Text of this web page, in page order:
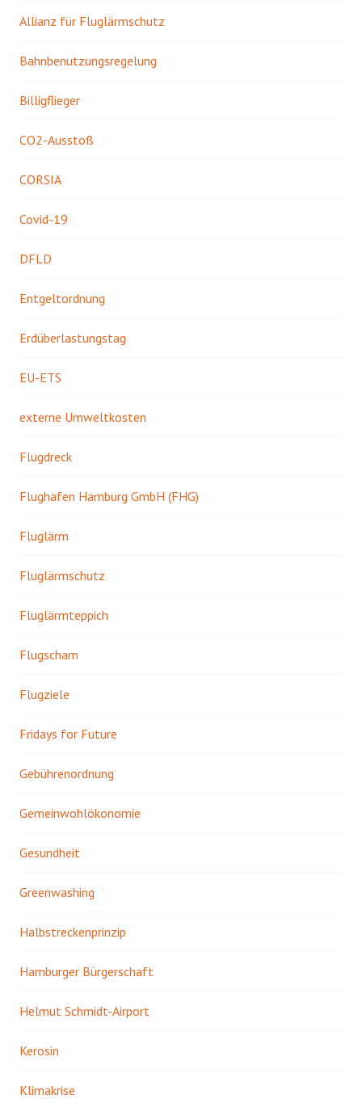
Allianz für Fluglärmschutz
Bahnbenutzungsregelung
Billigflieger
CO2-Ausstoß
CORSIA
Covid-19
DFLD
Entgeltordnung
Erdüberlastungstag
EU-ETS
externe Umweltkosten
Flugdreck
Flughafen Hamburg GmbH (FHG)
Fluglärm
Fluglärmschutz
Fluglärmteppich
Flugscham
Flugziele
Fridays for Future
Gebührenordnung
Gemeinwohlökonomie
Gesundheit
Greenwashing
Halbstreckenprinzip
Hamburger Bürgerschaft
Helmut Schmidt-Airport
Kerosin
Klimakrise